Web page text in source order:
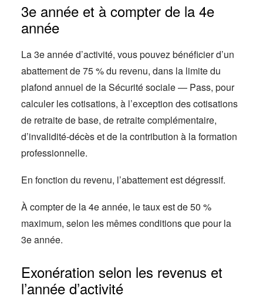
3e année et à compter de la 4e
année
La 3e année d’activité, vous pouvez bénéficier d’un
abattement de 75 % du revenu, dans la limite du
plafond annuel de la Sécurité sociale — Pass, pour
calculer les cotisations, à l’exception des cotisations
de retraite de base, de retraite complémentaire,
d’invalidité-décès et de la contribution à la formation
professionnelle.
En fonction du revenu, l’abattement est dégressif.
À compter de la 4e année, le taux est de 50 %
maximum, selon les mêmes conditions que pour la
3e année.
Exonération selon les revenus et
l’année d’activité